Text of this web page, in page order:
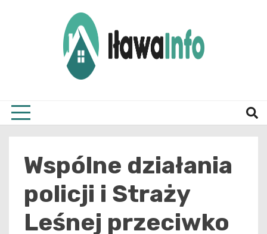
Wspólne działania
policji i Straży
Leśnej przeciwko